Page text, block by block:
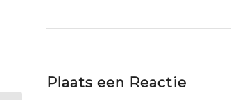
Plaats een Reactie